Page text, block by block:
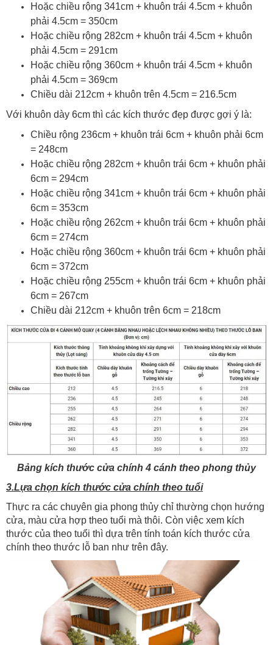
Hoặc chiều rộng 341cm + khuôn trái 4.5cm + khuôn
phải 4.5cm = 350cm
Hoặc chiều rộng 282cm + khuôn trái 4.5cm + khuôn
phải 4.5cm = 291cm
Hoặc chiều rộng 360cm + khuôn trái 4.5cm + khuôn
phải 4.5cm = 369cm
Chiều dài 212cm + khuôn trên 4.5cm = 216.5cm
Với khuôn dày 6cm thì các kích thước đẹp được gợi ý là:
Chiều rộng 236cm + khuôn trái 6cm + khuôn phải 6cm
= 248cm
Hoặc chiều rộng 282cm + khuôn trái 6cm + khuôn phải
6cm = 294cm
Hoặc chiều rộng 341cm + khuôn trái 6cm + khuôn phải
6cm = 353cm
Hoặc chiều rộng 262cm + khuôn trái 6cm + khuôn phải
6cm = 274cm
Hoặc chiều rộng 360cm + khuôn trái 6cm + khuôn phải
6cm = 372cm
Hoặc chiều rộng 255cm + khuôn trái 6cm + khuôn phải
6cm = 267cm
Chiều dài 212cm + khuôn trên 6cm = 218cm
Bảng kích thước cửa chính 4 cánh theo phong thủy
3.Lựa chọn kích thước cửa chính theo tuổi
Thực ra các chuyên gia phong thủy chỉ thường chọn hướng
cửa, màu cửa hợp theo tuổi mà thôi. Còn việc xem kích
thước của theo tuổi thì dựa trên tính toán kích thước cửa
chính theo thước lỗ ban như trên đây.